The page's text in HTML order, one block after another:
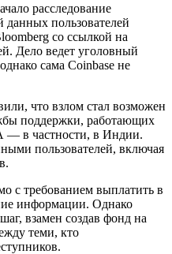
расследование
данных пользователей
со ссылкой на
Дело ведет уголовный
сама Coinbase не
что взлом стал возможен
поддержки, работающих
— в частности, в Индии.
пользователей, включая
с требованием выплатить в
информации. Однако
взамен создав фонд на
теми, кто